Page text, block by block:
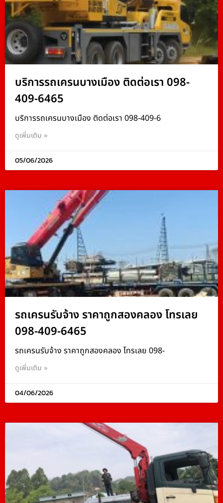
บริการรถเครนบางเมือง ติดต่อเรา 098-
409-6465
บริการรถเครนบางเมือง ติดต่อเรา 098-409-6
ดูเพิ่มเติม »
05/06/2026
รถเครนรับจ้าง ราคาถูกสองคลอง โทรเลย
098-409-6465
รถเครนรับจ้าง ราคาถูกสองคลอง โทรเลย 098-
ดูเพิ่มเติม »
04/06/2026